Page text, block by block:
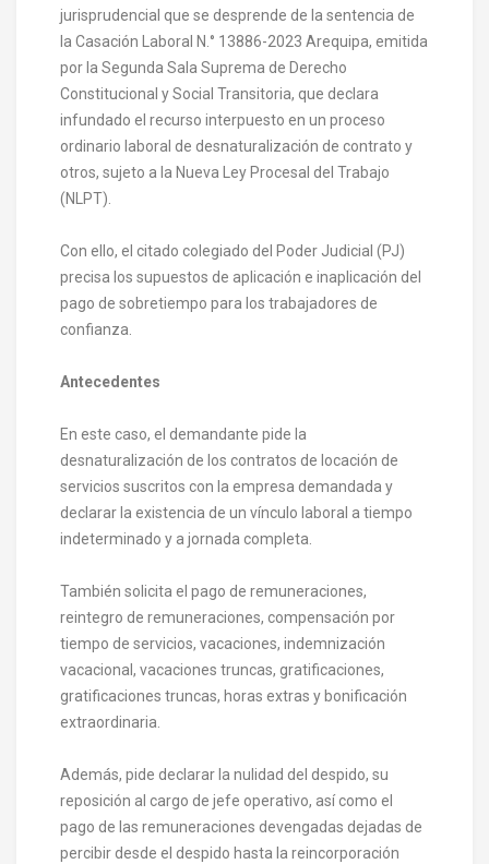
jurisprudencial que se desprende de la sentencia de
la Casación Laboral N.° 13886-2023 Arequipa, emitida
por la Segunda Sala Suprema de Derecho
Constitucional y Social Transitoria, que declara
infundado el recurso interpuesto en un proceso
ordinario laboral de desnaturalización de contrato y
otros, sujeto a la Nueva Ley Procesal del Trabajo
(NLPT).
Con ello, el citado colegiado del Poder Judicial (PJ)
precisa los supuestos de aplicación e inaplicación del
pago de sobretiempo para los trabajadores de
confianza.
Antecedentes
En este caso, el demandante pide la
desnaturalización de los contratos de locación de
servicios suscritos con la empresa demandada y
declarar la existencia de un vínculo laboral a tiempo
indeterminado y a jornada completa.
También solicita el pago de remuneraciones,
reintegro de remuneraciones, compensación por
tiempo de servicios, vacaciones, indemnización
vacacional, vacaciones truncas, gratificaciones,
gratificaciones truncas, horas extras y bonificación
extraordinaria.
Además, pide declarar la nulidad del despido, su
reposición al cargo de jefe operativo, así como el
pago de las remuneraciones devengadas dejadas de
percibir desde el despido hasta la reincorporación